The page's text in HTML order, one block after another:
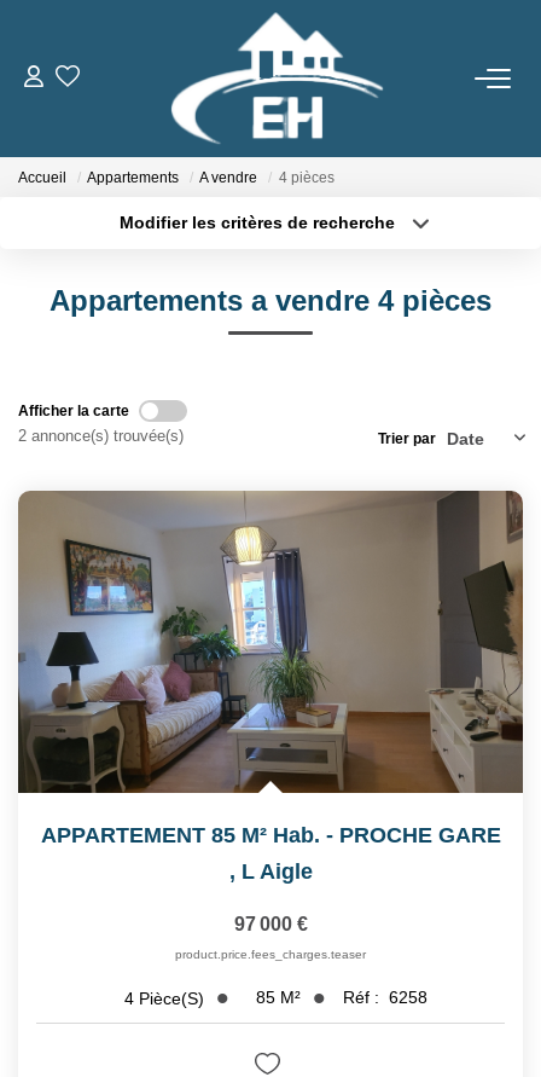
ACHETER
Gestion Locative
Qui Sommes-Nous
Notre Équipe
Nos Actualités
Avis Clients
CONTACT
EXTRANET
Accueil Appartements A vendre 4 pièces
Modifier les critères de recherche
Sélectionnez...
Type de bien
Créer une alerte
Appartements a vendre 4 pièces
Afficher la carte
2 annonce(s) trouvée(s) Trier par
APPARTEMENT 85 M² Hab. - PROCHE GARE
, L Aigle
97 000 €
product.price.fees_charges.teaser
4 Pièce(s) 85 M² Réf : 6258